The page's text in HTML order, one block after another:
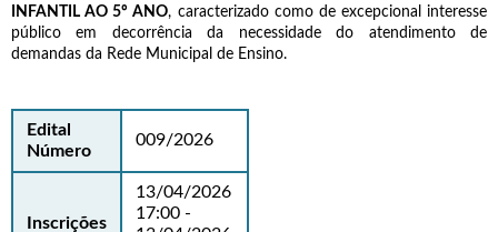
INFANTIL AO 5º ANO, caracterizado como de excepcional interesse
público em decorrência da necessidade do atendimento de
demandas da Rede Municipal de Ensino.
Edital
Número
009/2026
Inscrições
13/04/2026
17:00 -